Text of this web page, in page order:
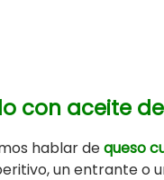
con aceite
hablar dequeso
un entrante o